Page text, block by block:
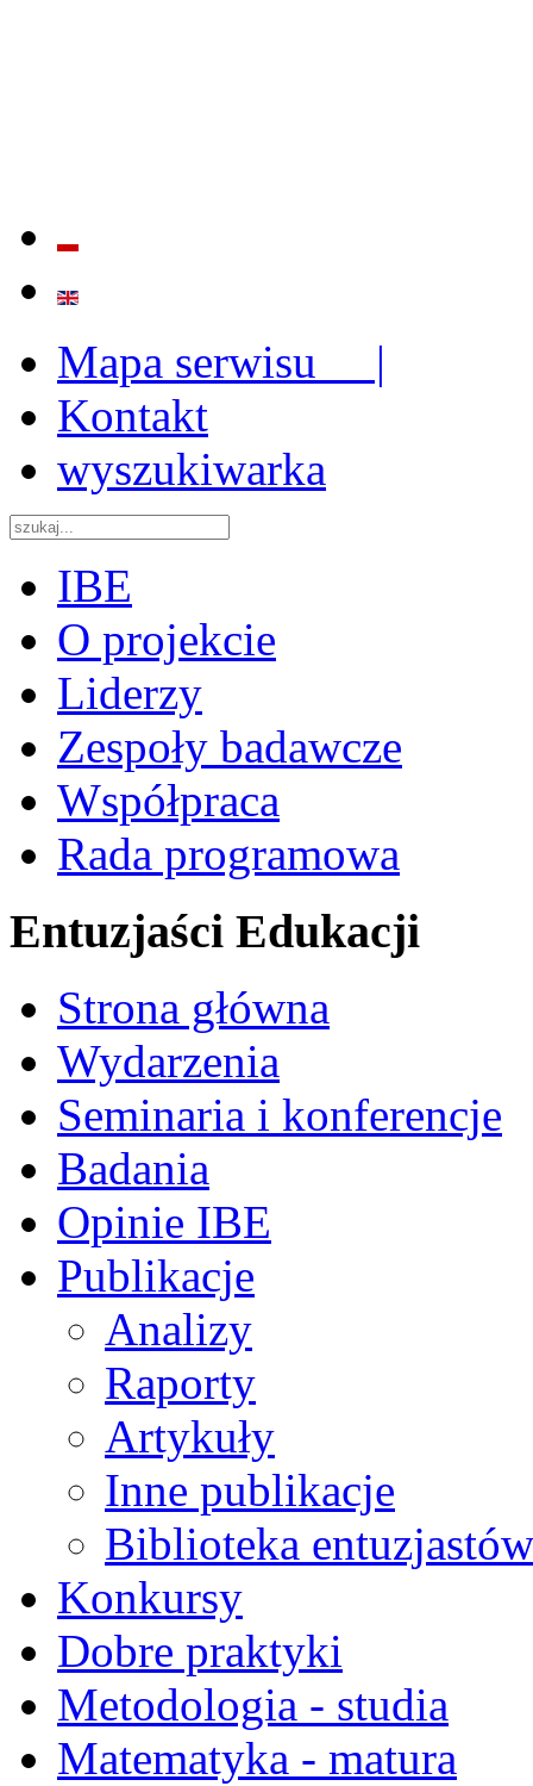
Mapa serwisu |
Kontakt
wyszukiwarka
IBE
O projekcie
Liderzy
Zespoły badawcze
Współpraca
Rada programowa
Entuzjaści Edukacji
Strona główna
Wydarzenia
Seminaria i konferencje
Badania
Opinie IBE
Publikacje
Analizy
Raporty
Artykuły
Inne publikacje
Biblioteka
Konkursy
Dobre praktyki
Metodologia - studia
Matematyka - matura